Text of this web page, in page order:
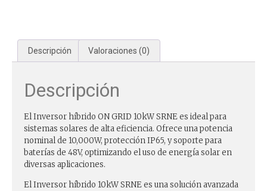
Descripción Valoraciones (0)
Descripción
El Inversor híbrido ON GRID 10kW SRNE es ideal para
sistemas solares de alta eficiencia. Ofrece una potencia
nominal de 10,000W, protección IP65, y soporte para
baterías de 48V, optimizando el uso de energía solar en
diversas aplicaciones.
El Inversor híbrido 10kW SRNE es una solución avanzada